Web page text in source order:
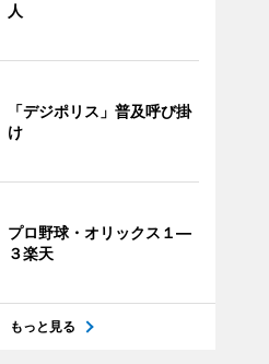
人
「デジポリス」普及呼び掛
け
プロ野球・オリックス１―
３楽天
もっと見る